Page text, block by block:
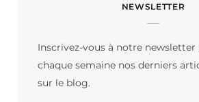
e
t
T
NEWSLETTER
Inscrivez-vous à notre
chaque semaine nos derniers
sur le blog.